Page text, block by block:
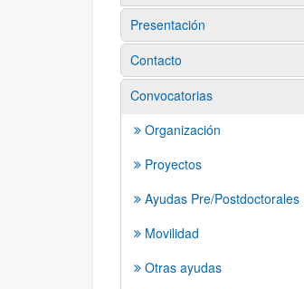
Presentación
Contacto
Convocatorias
Organización
Proyectos
Ayudas Pre/Postdoctorales
Movilidad
Otras ayudas